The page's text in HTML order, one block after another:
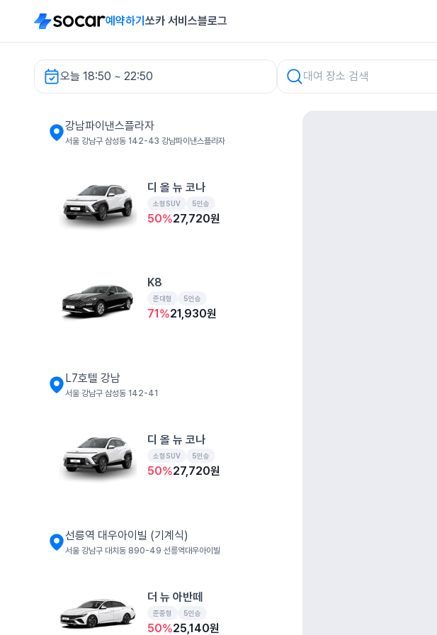
예약하기 쏘카 서비스블로그
오늘 18:50 ~ 22:50
강남파이낸스플라자 렌터카
강남파이낸스플라자
서울 강남구 삼성동 142-43 강남파이낸스플라자
디 올 뉴 코나
소형SUV 5인승
50%27,720원
K8
준대형 5인승
71%21,930원
L7호텔 강남
서울 강남구 삼성동 142-41
디 올 뉴 코나
소형SUV 5인승
50%27,720원
선릉역 대우아이빌 (기계식)
서울 강남구 대치동 890-49 선릉역대우아이빌
더 뉴 아반떼
준중형 5인승
50%25,140원